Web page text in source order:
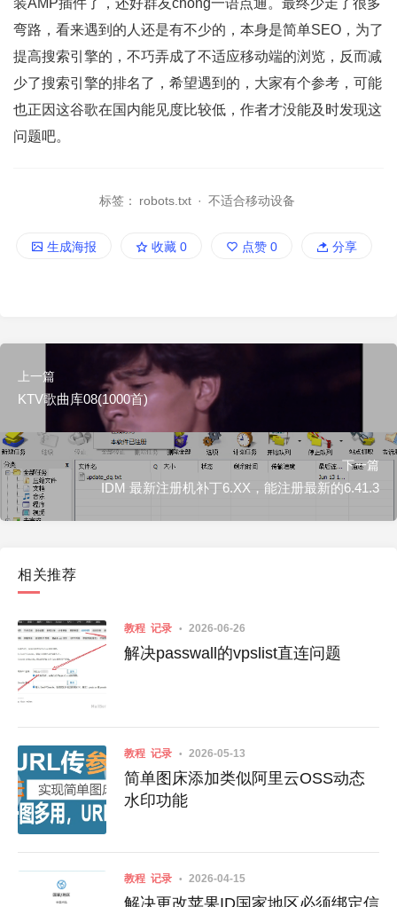
弯路，看来遇到的人还是有不少的，本身是简单SEO，为了
提高搜索引擎的，不巧弄成了不适应移动端的浏览，反而减
少了搜索引擎的排名了，希望遇到的，大家有个参考，可能
也正因这谷歌在国内能见度比较低，作者才没能及时发现这
问题吧。
标签： robots.txt · 不适合移动设备
生成海报 收藏 0 点赞 0 分享
上一篇
KTV歌曲库08(1000首)
下一篇
IDM 最新注册机补丁6.XX，能注册最新的6.41.3
相关推荐
教程 记录 2026-06-26
解决passwall的vpslist直连问题
教程 记录 2026-05-13
简单图床添加类似阿里云OSS动态
水印功能
教程 记录 2026-04-15
解决更改苹果ID国家地区必须绑定信